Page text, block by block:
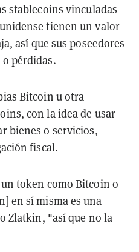
stablecoins vinculadas
tienen un valor
así que sus poseedores
pérdidas.
Bitcoin u otra
con la idea de usar
bienes o servicios,
fiscal.
token como Bitcoin o
en sí misma es una
Zlatkin, "así que no la